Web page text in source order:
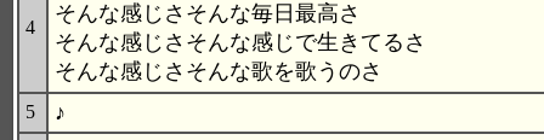
4
そんな感じさそんな毎日最高さ
そんな感じさそんな感じで生きてるさ
そんな感じさそんな歌を歌うのさ
5 ♪